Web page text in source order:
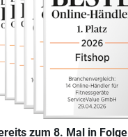
zum 8. Mal in Folge